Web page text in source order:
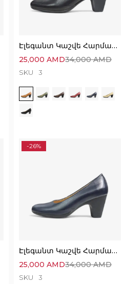
Էլեգանտ Կաշվե Հարմարավետ Կոշիկներ
34,000AMD
25,000 AMD
SKU 3
-26%
Էլեգանտ Կաշվե Հարմարավետ Կոշիկներ
34,000AMD
25,000 AMD
SKU 3